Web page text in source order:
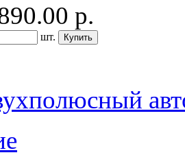
р.
шт.